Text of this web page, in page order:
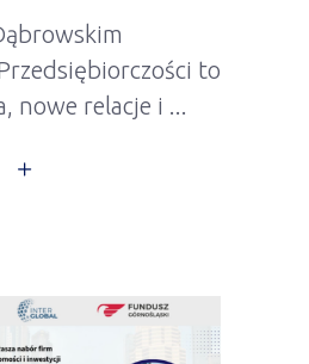
to
nowe relacje i